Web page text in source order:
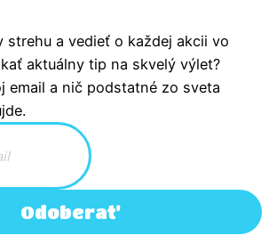
strehu a vedieť o každej akcii vo
aktuálny tip na skvelý výlet?
email a nič podstatné zo sveta
Odoberať